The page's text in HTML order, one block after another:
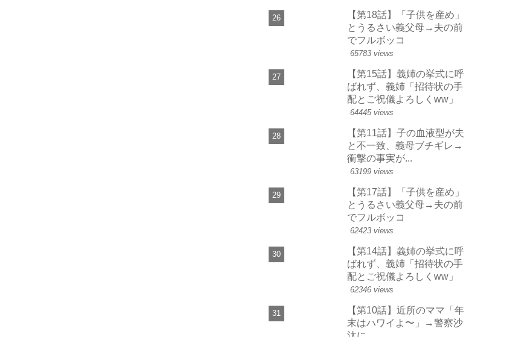
【第18話】「子供を産め」
とうるさい義父母→夫の前
でフルボッコ
65783 views
【第15話】義姉の挙式に呼
ばれず、義姉「招待状の手
配とご祝儀よろしくww」
64445 views
【第11話】子の血液型が夫
と不一致、義母ブチギレ→
衝撃の事実が...
63199 views
【第17話】「子供を産め」
とうるさい義父母→夫の前
でフルボッコ
62423 views
【第14話】義姉の挙式に呼
ばれず、義姉「招待状の手
配とご祝儀よろしくww」
62346 views
【第10話】近所のママ「年
末はハワイよ〜」→警察沙